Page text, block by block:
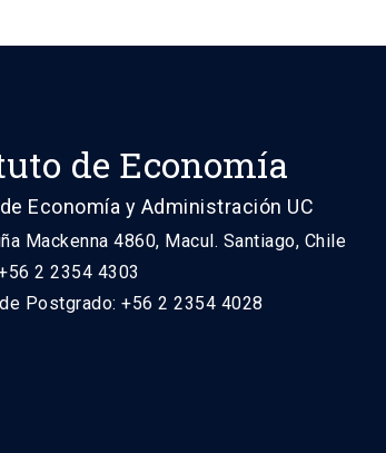
de Economía
Economía y Administración UC
Mackenna 4860, Macul. Santiago, Chile
2 2354 4303
Postgrado: +56 2 2354 4028